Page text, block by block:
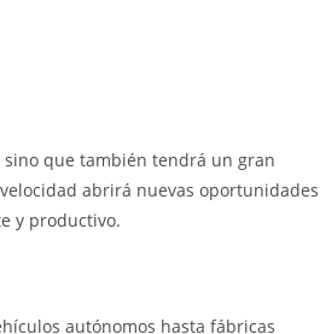
que también tendrá un gran
abrirá nuevas oportunidades
y productivo.
autónomos hasta fábricas